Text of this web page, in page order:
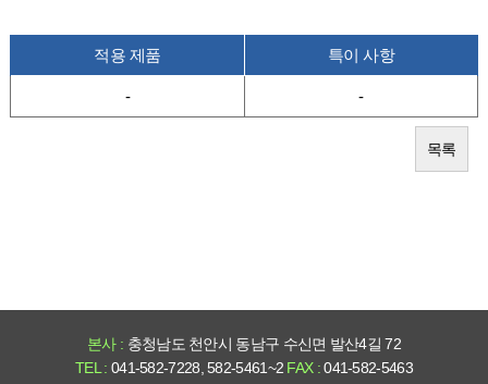
적용 제품 특이 사항
- -
목록
본사 : 충청남도 천안시 동남구 수신면 발산4길 72
TEL : 041-582-7228, 582-5461~2 FAX :041-582-5463